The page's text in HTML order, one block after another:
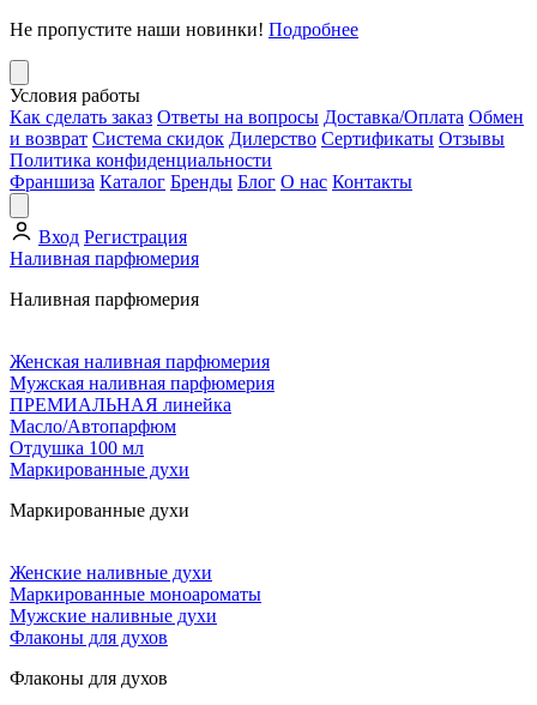
Не пропустите наши новинки! Подробнее
Условия работы
Как сделать заказ Ответы на вопросы Доставка/Оплата Обмен
и возврат Система скидок Дилерство Сертификаты Отзывы
Политика конфиденциальности
Франшиза Каталог Бренды Блог О нас Контакты
Вход Регистрация
Наливная парфюмерия
Наливная парфюмерия
Женская наливная парфюмерия
Мужская наливная парфюмерия
ПРЕМИАЛЬНАЯ линейка
Масло/Автопарфюм
Отдушка 100 мл
Маркированные духи
Маркированные духи
Женские наливные духи
Маркированные моноароматы
Мужские наливные духи
Флаконы для духов
Флаконы для духов